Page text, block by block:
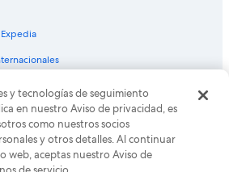
empresa de Expedia Group. Todos los
y el logo de Expedia son marcas
de Expedia, Inc. CST# 2029030-50.
y tecnologías de seguimiento
en nuestro Aviso de privacidad, es
como nuestros socios
y otros detalles. Al continuar
web, aceptas nuestro Aviso de